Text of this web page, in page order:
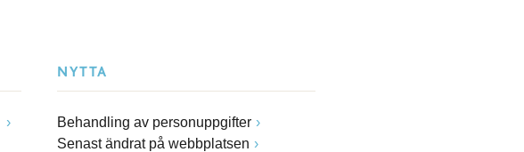
NYTTA
Behandling av personuppgifter
Senast ändrat på webbplatsen